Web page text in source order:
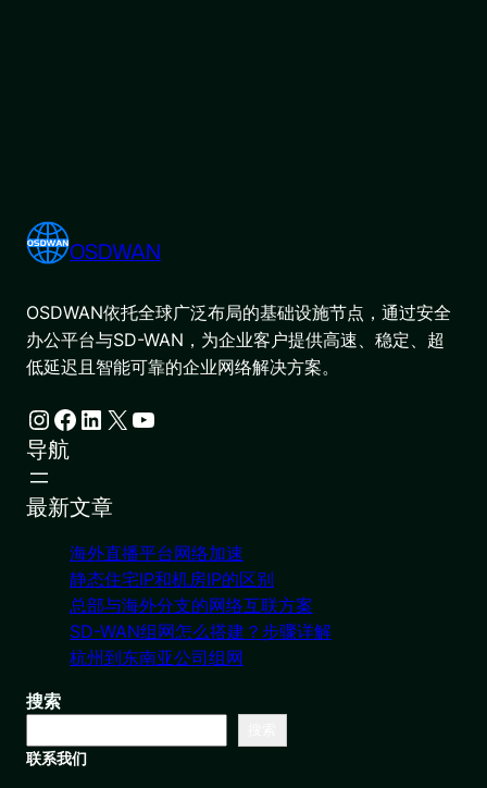
OSDWAN
OSDWAN依托全球广泛布局的基础设施节点，通过安全
办公平台与SD-WAN，为企业客户提供高速、稳定、超
低延迟且智能可靠的企业网络解决方案。
Instagram Facebook LinkedIn X YouTube
导航
最新文章
海外直播平台网络加速
静态住宅IP和机房IP的区别
总部与海外分支的网络互联方案
SD-WAN组网怎么搭建？步骤详解
杭州到东南亚公司组网
搜索
联系我们